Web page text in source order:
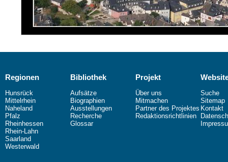
Regionen
Hunsrück
Mittelrhein
Naheland
Pfalz
Rheinhessen
Rhein-Lahn
Saarland
Westerwald
Bibliothek
Aufsätze
Biographien
Ausstellungen
Recherche
Glossar
Projekt
Über uns
Mitmachen
Partner des Projektes
Redaktionsrichtlinien
Suche
Sitemap
Kontakt